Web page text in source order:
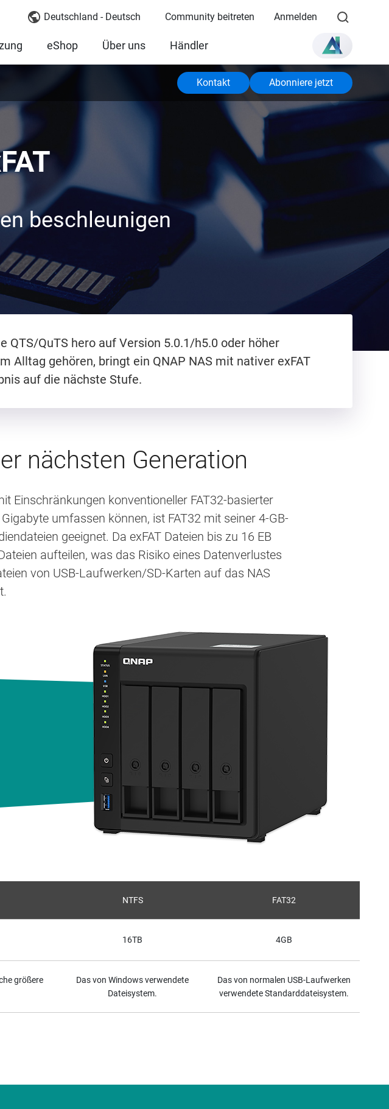
Deutschland - Deutsch Community beitreten Anmelden
eShop Über uns Händler
Kontakt Abonniere jetzt
beschleunigen
QuTS hero auf Version 5.0.1/h5.0 oder höher
Alltag gehören, bringt ein QNAP NAS mit nativer exFAT
auf die nächste Stufe.
nächsten Generation
Einschränkungen konventioneller FAT32-basierter
umfassen können, ist FAT32 mit seiner 4-GB-
geeignet. Da exFAT Dateien bis zu 16 EB
aufteilen, was das Risiko eines Datenverlustes
von USB-Laufwerken/SD-Karten auf das NAS
NTFS FAT32
16TB 4GB
größere
Das von Windows verwendete
Dateisystem.
Das von normalen USB-Laufwerken
verwendete Standarddateisystem.